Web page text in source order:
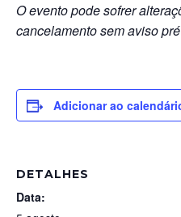
O evento pode sofrer
cancelamento sem aviso
Adicionar ao
DETALHES
Data: